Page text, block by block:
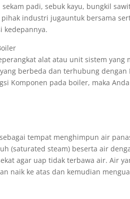
padi, sebuk kayu, bungkil
industri jugauntuk bersama
kedepannya.
alat atau unit sistem
berbeda dan terhubung
Komponen pada boiler, maka
tempat menghimpun air
(saturated steam) beserta air
agar uap tidak terbawa air. Air
naik ke atas dan kemudian